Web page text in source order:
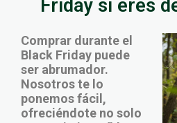
Friday si eres
Comprar durante el
Black Friday puede
ser abrumador.
Nosotros te lo
ponemos fácil,
ofreciéndote no solo